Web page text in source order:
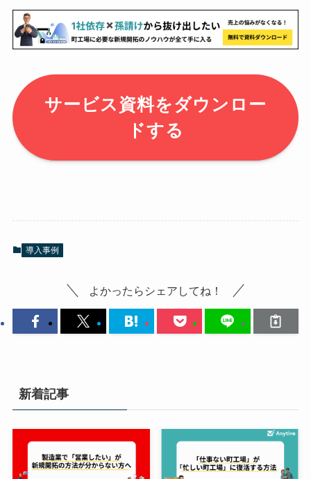
サービス資料をダウンロー
ドする
導入事例
よかったらシェアしてね！
新着記事